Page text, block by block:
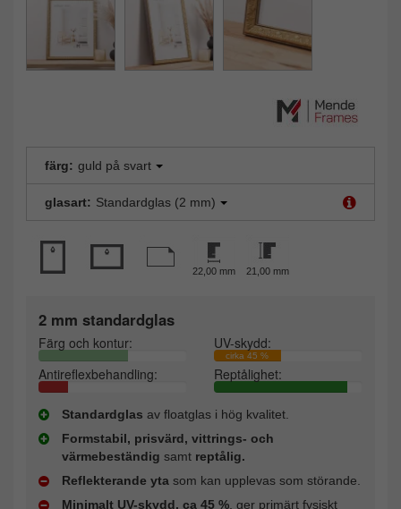
färg: guld på svart
glasart: Standardglas (2 mm)
22,00 mm 21,00 mm
2 mm standardglas
Färg och kontur: UV-skydd:
cirka 45 %
Antireflexbehandling: Reptålighet:
Standardglas av floatglas i hög kvalitet.
Formstabil, prisvärd, vittrings- och
värmebeständig samt reptålig.
Reflekterande yta som kan upplevas som störande.
Minimalt UV-skydd, ca 45 % , ger primärt fysiskt